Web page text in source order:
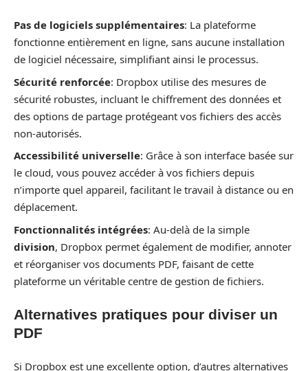
Pas de logiciels supplémentaires: La plateforme
fonctionne entièrement en ligne, sans aucune installation
de logiciel nécessaire, simplifiant ainsi le processus.
Sécurité renforcée: Dropbox utilise des mesures de
sécurité robustes, incluant le chiffrement des données et
des options de partage protégeant vos fichiers des accès
non-autorisés.
Accessibilité universelle: Grâce à son interface basée sur
le cloud, vous pouvez accéder à vos fichiers depuis
n’importe quel appareil, facilitant le travail à distance ou en
déplacement.
Fonctionnalités intégrées: Au-delà de la simple
division, Dropbox permet également de modifier, annoter
et réorganiser vos documents PDF, faisant de cette
plateforme un véritable centre de gestion de fichiers.
Alternatives pratiques pour diviser un
PDF
Si Dropbox est une excellente option, d’autres alternatives